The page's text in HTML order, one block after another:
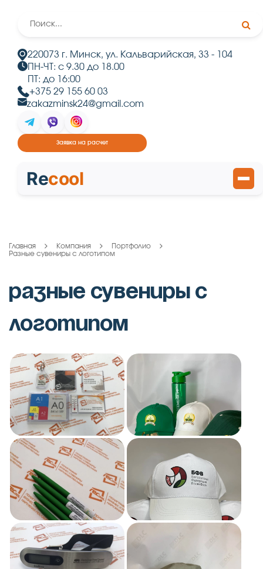
220073 г. Минск, ул. Кальварийская, 33 - 104
ПН-ЧТ: с 9.30 до 18.00
ПТ: до 16:00
+375 29 155 60 03
zakazminsk24@gmail.com
Заявка на расчет
Recool
Главная Компания
Портфолио
Разные сувениры с логотипом
Разные сувениры с
логотипом